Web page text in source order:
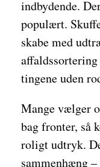
indbydende.
populært.
skabe med
tingene uden
Mange vælger
bag fronter, så
roligt udtryk.
sammenhæng